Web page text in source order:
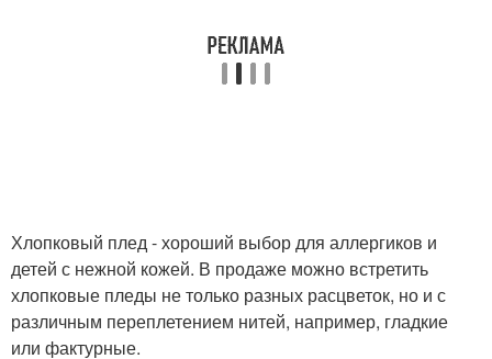
Хлопковый плед - хороший выбор для аллергиков и
детей с нежной кожей. В продаже можно встретить
хлопковые пледы не только разных расцветок, но и с
различным переплетением нитей, например, гладкие
или фактурные.